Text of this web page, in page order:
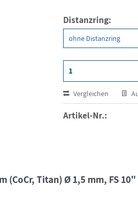
Distanzring:
Vergleichen
Artikel-Nr.:
Titan) Ø 1,5 mm, FS 10"